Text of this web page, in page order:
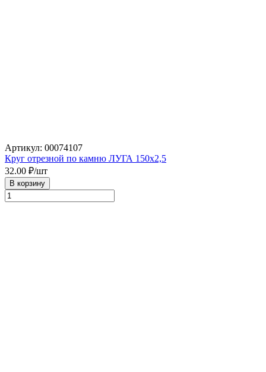
Артикул: 00074107
Круг отрезной по камню ЛУГА 150х2,5
32.00 ₽/шт
В корзину